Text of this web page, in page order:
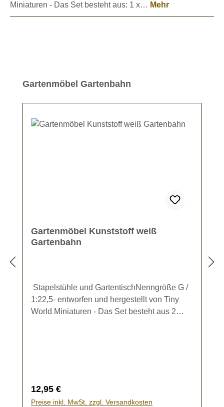
Miniaturen - Das Set besteht aus: 1 x… Mehr
Produktgalerie überspringen
Gartenmöbel Gartenbahn
Gartenmöbel Kunststoff weiß
Gartenbahn
Stapelstühle und GartentischNenngröße G /
1:22,5- entworfen und hergestellt von Tiny
World Miniaturen - Das Set besteht aus 2
Regulärer Preis:
12,95 €
Preise inkl. MwSt. zzgl. Versandkosten